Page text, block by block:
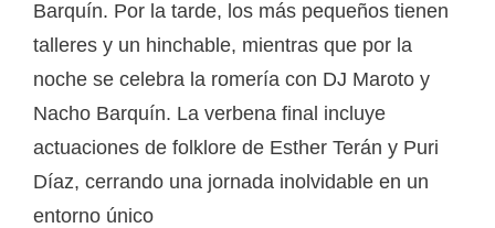
Barquín. Por la tarde, los más pequeños tienen
talleres y un hinchable, mientras que por la
noche se celebra la romería con DJ Maroto y
Nacho Barquín. La verbena final incluye
actuaciones de folklore de Esther Terán y Puri
Díaz, cerrando una jornada inolvidable en un
entorno único